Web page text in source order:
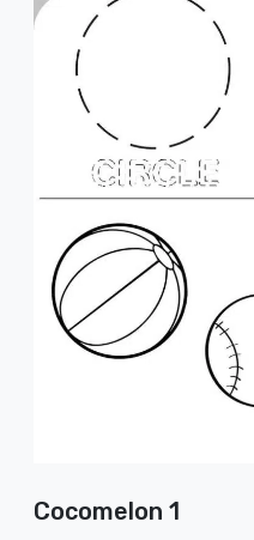
Cocomelon 1